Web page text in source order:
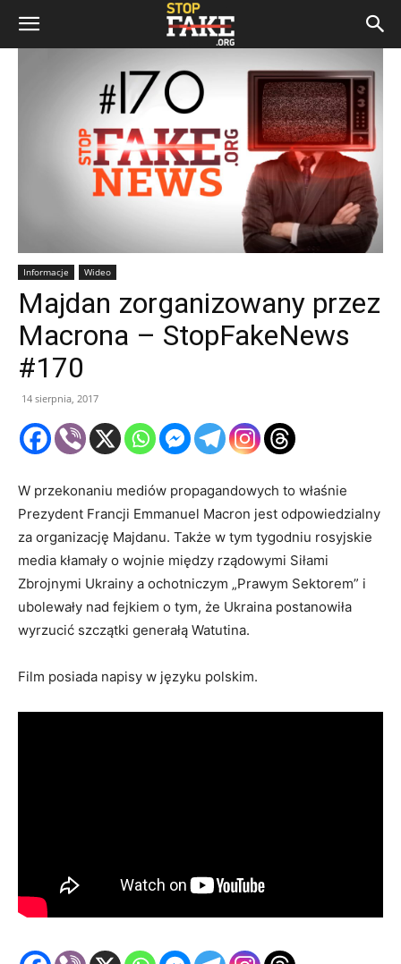
Informacje Wideo
Majdan zorganizowany przez
Macrona – StopFakeNews
#170
14 sierpnia, 2017
W przekonaniu mediów propagandowych to właśnie
Prezydent Francji Emmanuel Macron jest odpowiedzialny
za organizację Majdanu. Także w tym tygodniu rosyjskie
media kłamały o wojnie między rządowymi Siłami
Zbrojnymi Ukrainy a ochotniczym „Prawym Sektorem” i
ubolewały nad fejkiem o tym, że Ukraina postanowiła
wyrzucić szczątki generałą Watutina.
Film posiada napisy w języku polskim.